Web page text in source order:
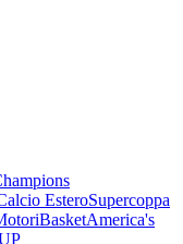
EsteroSupercoppa
BasketAmerica's